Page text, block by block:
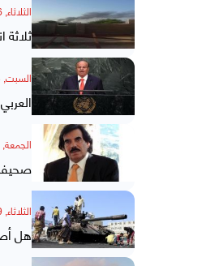
الثلاثاء, 06 أكتوبر, 2015
السبت, 03 أكتوبر, 2015
الجمعة, 02 أكتوبر, 2015
الثلاثاء, 29 سبتمبر, 2015
هل